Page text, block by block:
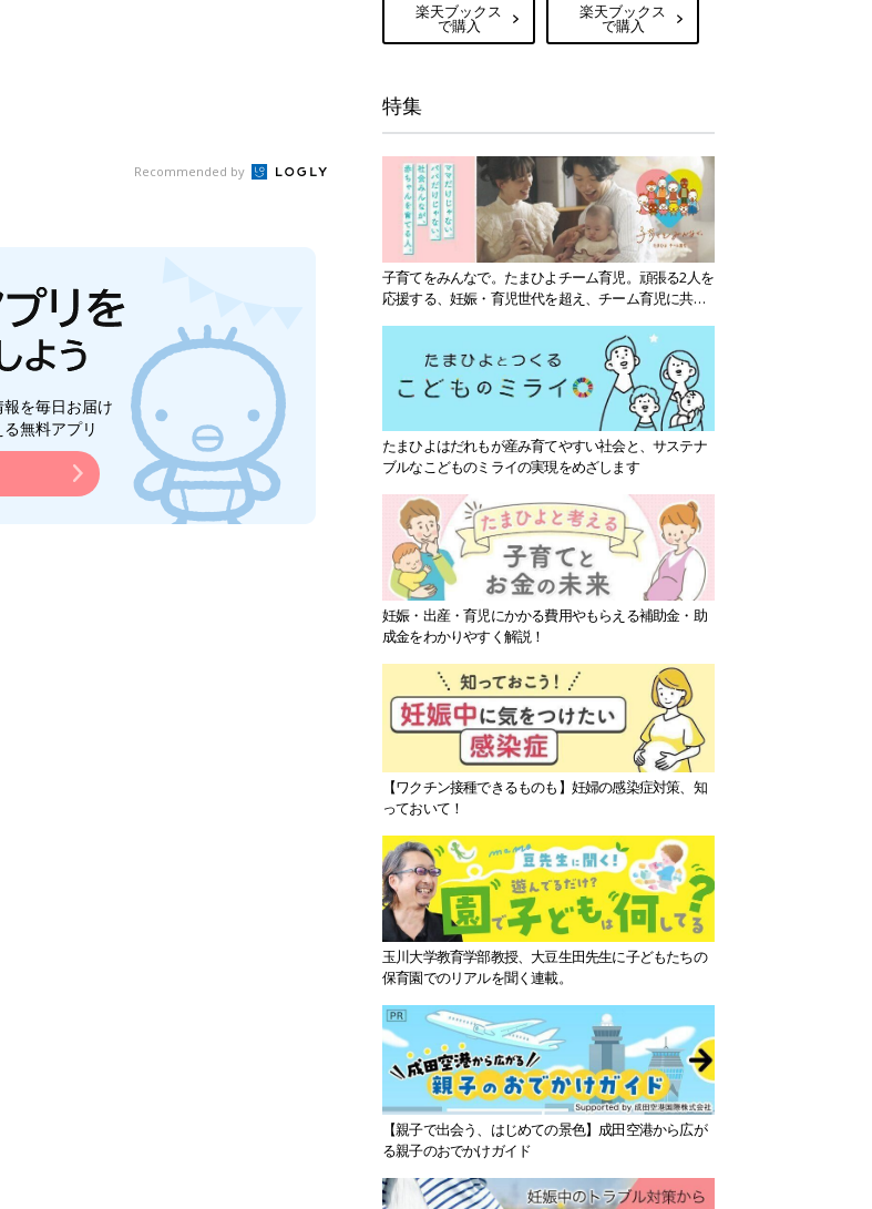
無料アプリ
楽天ブックス
で購入
楽天ブックス
で購入
特集
子育てをみんなで。たまひよチーム育児。頑張る2人を
応援する、妊娠・育児世代を超え、チーム育児に共感
たまひよはだれもが産み育てやすい社会と、サステナ
ブルなこどものミライの実現をめざします
妊娠・出産・育児にかかる費用やもらえる補助金・助
成金をわかりやすく解説！
【ワクチン接種できるものも】妊婦の感染症対策、知
っておいて！
玉川大学教育学部教授、大豆生田先生に子どもたちの
保育園でのリアルを聞く連載。
【親子で出会う、はじめての景色】成田空港から広が
る親子のおでかけガイド